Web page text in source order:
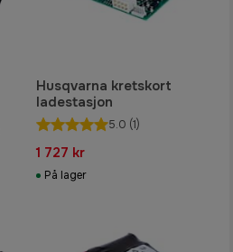
Husqvarna kretskort
ladestasjon
5.0 (1)
1 727 kr
På lager